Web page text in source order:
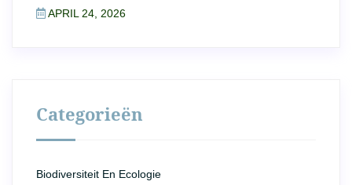
APRIL 24, 2026
Categorieën
Biodiversiteit En Ecologie